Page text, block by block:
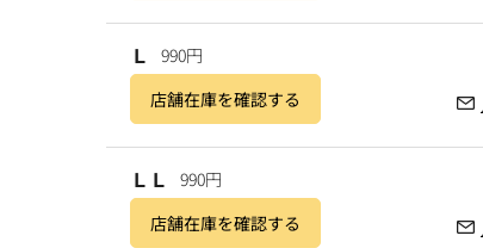
Ｌ 990円
店舗在庫を確認する
ＬＬ 990円
店舗在庫を確認する